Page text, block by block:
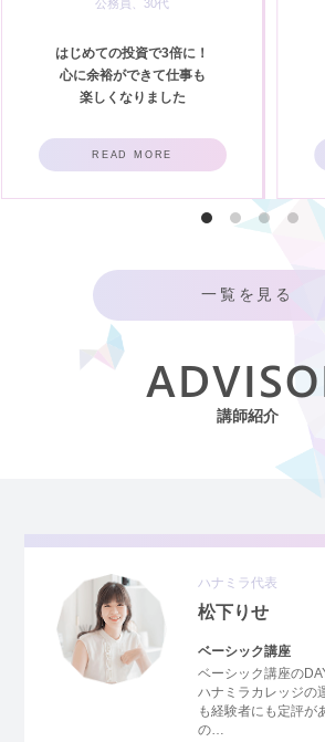
公務員、30代
はじめての投資で3倍に！
心に余裕ができて仕事も
楽しくなりました
READ MORE
一覧を見る
講師紹介
ハナミラ代表
松下りせ
ベーシック講座
ベーシック講座の
ハナミラカレッジの
も経験者にも定評が
の…